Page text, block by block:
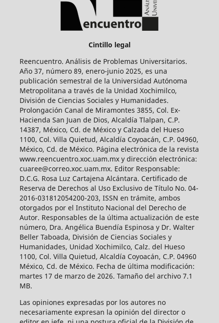
Cintillo legal
Reencuentro. Análisis de Problemas Universitarios.
Año 37, número 89, enero-junio 2025, es una
publicación semestral de la Universidad Autónoma
Metropolitana a través de la Unidad Xochimilco,
División de Ciencias Sociales y Humanidades.
Prolongación Canal de Miramontes 3855, Col. Ex-
Hacienda San Juan de Dios, Alcaldía Tlalpan, C.P.
14387, México, Cd. de México y Calzada del Hueso
1100, Col. Villa Quietud, Alcaldía Coyoacán, C.P. 04960,
México, Cd. de México. Página electrónica de la revista
www.reencuentro.xoc.uam.mx y dirección electrónica:
cuaree@correo.xoc.uam.mx. Editor Responsable:
D.C.G. Rosa Luz Cartajena Alcántara. Certificado de
Reserva de Derechos al Uso Exclusivo de Título No. 04-
2016-031812054200-203, ISSN en trámite, ambos
otorgados por el Instituto Nacional del Derecho de
Autor. Responsables de la última actualización de este
número, Dra. Angélica Buendía Espinosa y Dr. Walter
Beller Taboada, División de Ciencias Sociales y
Humanidades, Unidad Xochimilco, Calz. del Hueso
1100, Col. Villa Quietud, Alcaldía Coyoacán, C.P. 04960
México, Cd. de México. Fecha de última modificación:
martes 17 de marzo de 2026. Tamaño del archivo 7.1
MB.
Las opiniones expresadas por los autores no
necesariamente expresan la opinión del director o